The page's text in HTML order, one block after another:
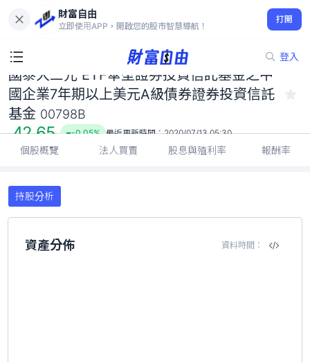
財富自由
立即使用APP，開啟您的股市智慧導航！
打開
登入
國泰大三元 ETF傘型證券投資信託基金之中國企業7年期以上美元
A級債券證券投資信託基金 00798B
42.65
-0.05%
國泰大三元 ETF傘型證券投資信託基金之中
國企業7年期以上美元A級債券證券投資信託
基金 00798B
42.65 -0.05% 最近更新時間：2020/07/13 05:30
個股概覽 法人買賣 股息與殖利率 報酬率
持股分析
資產分佈 資料時間：